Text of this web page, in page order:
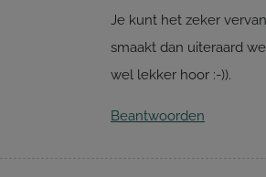
Je kunt het zeker
smaakt dan uiteraard
wel lekker hoor :-)).
Beantwoorden